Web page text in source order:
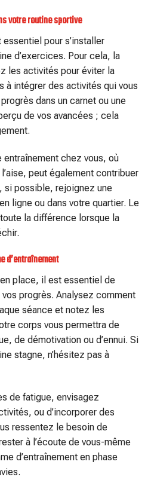
votre routine sportive
pour s’installer
d’exercices. Pour cela, la
les activités pour éviter la
à intégrer des activités qui vous
dans un carnet ou une
de vos avancées ; cela
chez vous, où
peut également contribuer
si possible, rejoignez une
ligne ou dans votre quartier. Le
la différence lorsque la
d’entraînement
place, il est essentiel de
progrès. Analysez comment
séance et notez les
corps vous permettra de
de démotivation ou d’ennui. Si
stagne, n’hésitez pas à
de fatigue, envisagez
ou d’incorporer des
ressentez le besoin de
à l’écoute de vous-même
d’entraînement en phase